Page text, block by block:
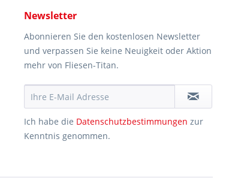
Newsletter
Abonnieren Sie den kostenlosen Newsletter
und verpassen Sie keine Neuigkeit oder Aktion
mehr von Fliesen-Titan.
Ich habe die Datenschutzbestimmungen zur
Kenntnis genommen.